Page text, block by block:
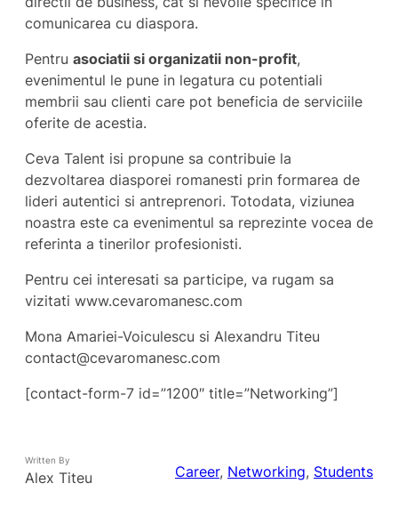
comunicarea cu diaspora.
Pentru asociatii si organizatii non-profit,
evenimentul le pune in legatura cu potentiali
membrii sau clienti care pot beneficia de serviciile
oferite de acestia.
Ceva Talent isi propune sa contribuie la
dezvoltarea diasporei romanesti prin formarea de
lideri autentici si antreprenori. Totodata, viziunea
noastra este ca evenimentul sa reprezinte vocea de
referinta a tinerilor profesionisti.
Pentru cei interesati sa participe, va rugam sa
vizitati www.cevaromanesc.com
Mona Amariei-Voiculescu si Alexandru Titeu
contact@cevaromanesc.com
[contact-form-7 id=”1200″ title=”Networking”]
Written By
Alex Titeu Career, Networking, Students